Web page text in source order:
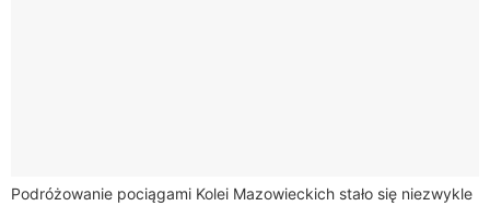
Podróżowanie pociągami Kolei Mazowieckich stało się niezwykle